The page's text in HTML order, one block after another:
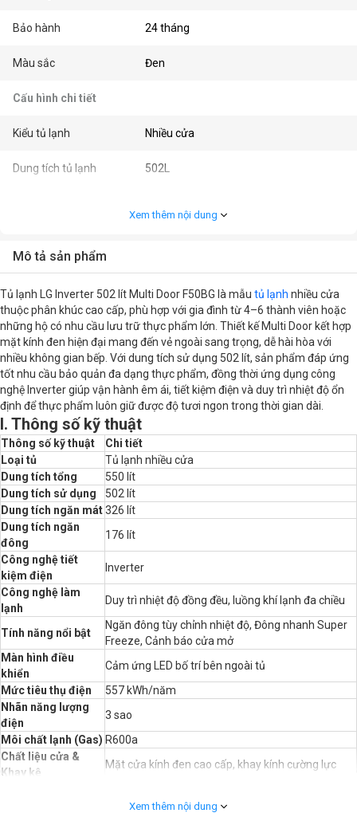
Bảo hành 24 tháng
Màu sắc Đen
Cấu hình chi tiết
Kiểu tủ lạnh Nhiều cửa
Dung tích tủ lạnh 502L
Công nghệ Inverter Có Inverter
Tính năng
- Màn hình cảm ứng LED bên ngoài
- Ngăn đông tuỳ chỉnh nhiệt độ tối ưu
cho từng loại thực phẩm
- Khay kính cường lực
Xem thêm nội dung
Mô tả sản phẩm
Tủ lạnh LG Inverter 502 lít Multi Door F50BG là mẫu tủ lạnh nhiều cửa
thuộc phân khúc cao cấp, phù hợp với gia đình từ 4–6 thành viên hoặc
những hộ có nhu cầu lưu trữ thực phẩm lớn. Thiết kế Multi Door kết hợp
mặt kính đen hiện đại mang đến vẻ ngoài sang trọng, dễ hài hòa với
nhiều không gian bếp. Với dung tích sử dụng 502 lít, sản phẩm đáp ứng
tốt nhu cầu bảo quản đa dạng thực phẩm, đồng thời ứng dụng công
nghệ Inverter giúp vận hành êm ái, tiết kiệm điện và duy trì nhiệt độ ổn
định để thực phẩm luôn giữ được độ tươi ngon trong thời gian dài.
I. Thông số kỹ thuật
Thông số kỹ thuật
Chi tiết
Loại tủ
Tủ lạnh nhiều cửa
Dung tích tổng
550 lít
Dung tích sử dụng
502 lít
Dung tích ngăn mát326 lít
Dung tích ngăn
đông
176 lít
Công nghệ tiết
kiệm điện
Inverter
Công nghệ làm
lạnh
Duy trì nhiệt độ đồng đều, luồng khí lạnh đa chiều
Tính năng nổi bật
Ngăn đông tùy chỉnh nhiệt độ, Đông nhanh Super
Freeze, Cảnh báo cửa mở
Màn hình điều
khiển
Cảm ứng LED bố trí bên ngoài tủ
Mức tiêu thụ điện
557 kWh/năm
Nhãn năng lượng
điện
3 sao
Môi chất lạnh (Gas) R600a
Chất liệu cửa &
Khay kệ
Mặt cửa kính đen cao cấp, khay kính cường lực
2 hộp đựng rau
Xem thêm nội dung